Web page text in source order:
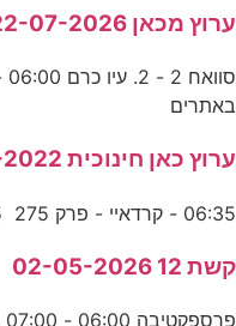
ערוץ מכאן 22-07-2026
באתרים
ערוץ כאן חינוכית 31-08-2022
06:35 - קרדאיי - פרק 275 07:25 - מחכים לשמש - פרק 31
קשת 12 02-05-2026